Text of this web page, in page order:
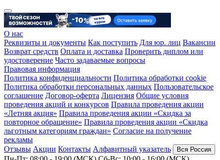
О нас
Реквизиты и документы Как поступить Для юр. лиц Вакансии
Возврат средств Оплата и доставка Проверить диплом или
удостоверение Часто задаваемые вопросы
Правовая информация
Политика конфиденциальности Политика обработки cookie
Политика обработки персональных данных Пользовательское
соглашение Договор-оферта Лицензия Общие условия
проведения акций и конкурсов Правила проведения акции
«Летняя акция» Правила проведения акции «Скидка за
повторное обращение» Правила проведения акции «Скидка
льготным категориям граждан» Согласие на получение
рекламы
Отзывы Акции Контакты Алфавитный указатель Вся Россия